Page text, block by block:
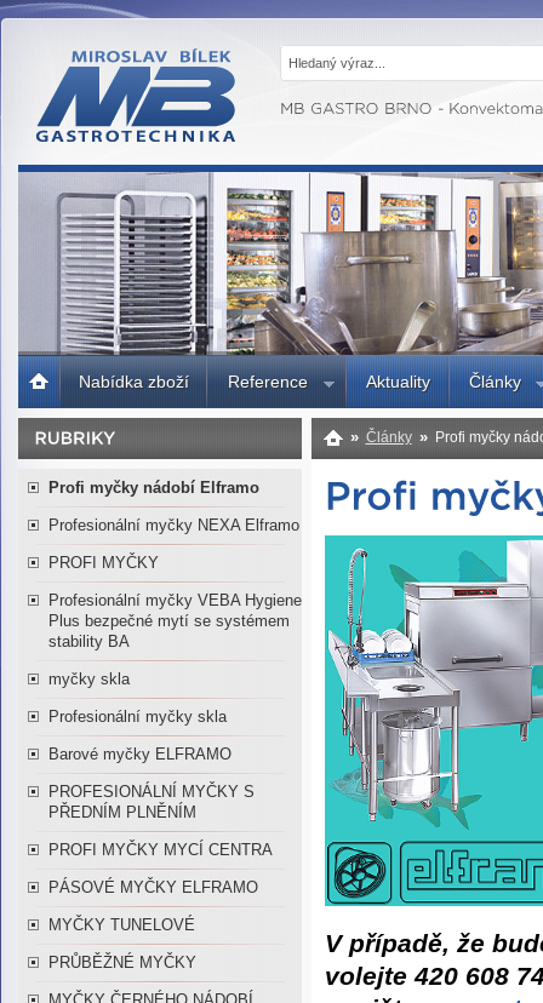
MB GASTRO
BRNO -
Gastrotechnika,
profesionální
kuchyně
strana
Nabídka zboží Reference Aktuality Články
Profi myčky nádobí Elframo
Profesionální myčky NEXA Elframo
PROFI MYČKY
Profesionální myčky VEBA Hygiene
Plus bezpečné mytí se systémem
stability BA
myčky skla
Profesionální myčky skla
Barové myčky ELFRAMO
PROFESIONÁLNÍ MYČKY S
PŘEDNÍM PLNĚNÍM
PROFI MYČKY MYCÍ CENTRA
PÁSOVÉ MYČKY ELFRAMO
MYČKY TUNELOVÉ
PRŮBĚŽNÉ MYČKY
» Články » Profi myčky
V případě, že
volejte 420 608